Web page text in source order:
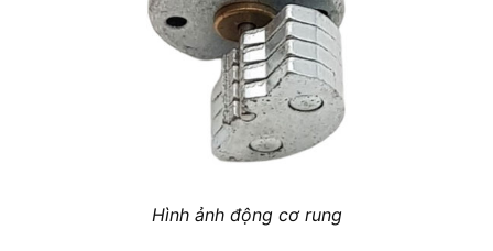
Hình ảnh động cơ rung